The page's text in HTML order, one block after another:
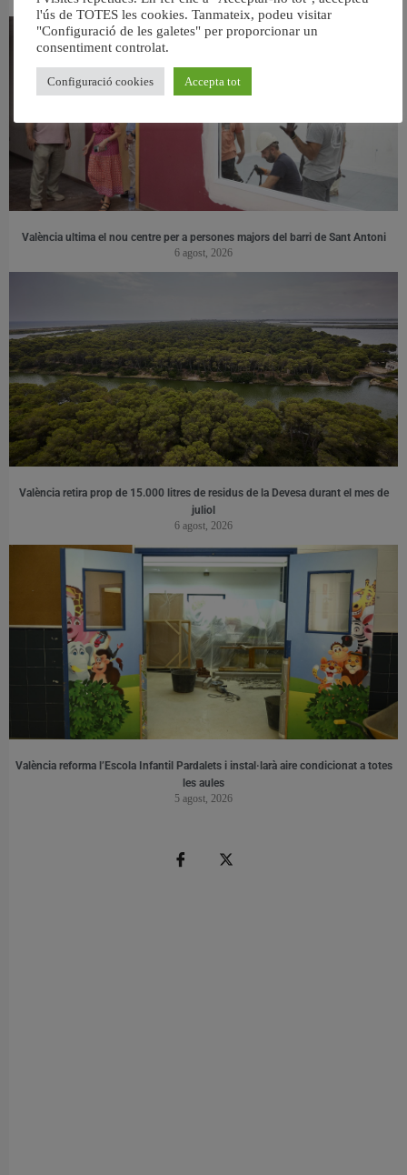
València ultima el nou centre per a persones majors del barri de Sant Antoni
6 agost, 2026
València retira prop de 15.000 litres de residus de la Devesa durant el mes de
juliol
6 agost, 2026
València reforma l’Escola Infantil Pardalets i instal·larà aire condicionat a totes
les aules
5 agost, 2026
l'ús de TOTES les cookies. Tanmateix, podeu visitar
"Configuració de les galetes" per proporcionar un
consentiment controlat.
Configuració cookies Accepta tot